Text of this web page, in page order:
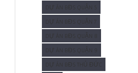
DỰ ÁN BĐS QUẬN 5
DỰ ÁN BĐS QUẬN 7
DỰ ÁN BĐS QUẬN 8
DỰ ÁN BĐS QUẬN 9
DỰ ÁN BĐS THỦ ĐỨC